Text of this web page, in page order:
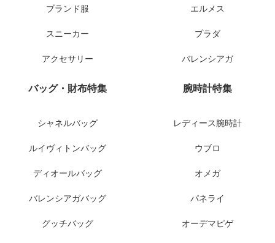
ブランド服
スニーカー
アクセサリー
エルメス
プラダ
バレンシアガ
バッグ・財布特集
シャネルバッグ
ルイヴィトンバッグ
ディオールバッグ
バレンシアガバッグ
グッチバッグ
腕時計特集
レディース腕時計
ウブロ
オメガ
パネライ
オーデマピゲ